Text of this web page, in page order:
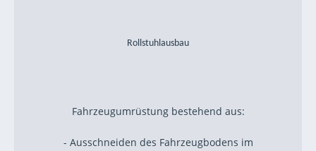
Rollstuhlausbau
Fahrzeugumrüstung bestehend aus:
- Ausschneiden des Fahrzeugbodens im